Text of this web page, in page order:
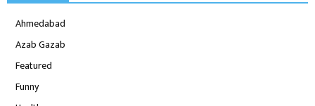
Ahmedabad
Azab Gazab
Featured
Funny